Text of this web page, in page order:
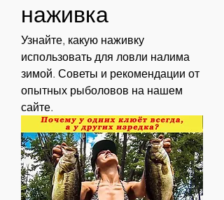
наживка
Узнайте, какую наживку
использовать для ловли налима
зимой. Советы и рекомендации от
опытных рыболовов на нашем
сайте.